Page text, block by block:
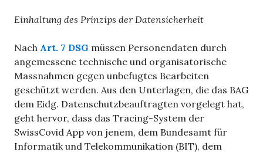
Einhaltung des Prinzips der Datensicherheit
Nach Art. 7 DSG müssen Personendaten durch
angemessene technische und organisatorische
Massnahmen gegen unbefugtes Bearbeiten
geschützt werden. Aus den Unterlagen, die das BAG
dem Eidg. Datenschutzbeauftragten vorgelegt hat,
geht hervor, dass das Tracing-System der
SwissCovid App von jenem, dem Bundesamt für
Informatik und Telekommunikation (BIT), dem